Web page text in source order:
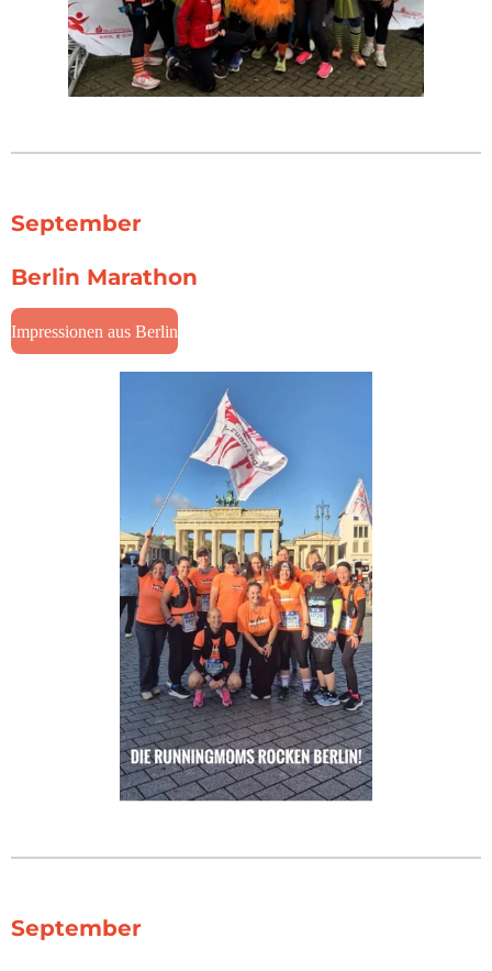
September
Berlin Marathon
Impressionen aus Berlin
September